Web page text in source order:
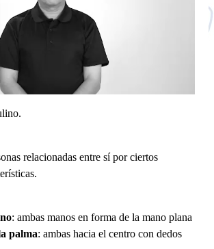
relacionadas entre sí por ciertos
: ambas manos en forma de la mano plana
palma: ambas hacia el centro con dedos